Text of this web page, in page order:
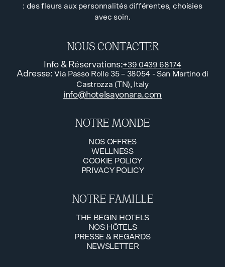
: des fleurs aux personnalités différentes, choisies
avec soin.
NOUS CONTACTER
Info & Réservations:+39 0439 68174
Adresse:Via Passo Rolle 35 – 38054 - San Martino di
Castrozza (TN), Italy
info@hotelsayonara.com
NOTRE MONDE
NOS OFFRES
NOS OFFRES
WELLNESS
WELLNESS
COOKIE POLICY
COOKIE POLICY
PRIVACY POLICY
NOTRE FAMILLE
THE BEGIN HOTELS
THE BEGIN HOTELS
NOS HÔTELS
NOS HÔTELS
PRESSE & REGARDS
PRESSE & REGARDS
NEWSLETTER